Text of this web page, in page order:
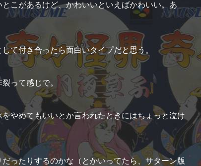
こがあるけど、かわいいといえばかわいい。あ
て付き合ったら面白いタイプだと思う。
って感じで。
やめてもいいとか言われたときにはちょっと泣け
ったりするのかな（とかいってたら、サターン版